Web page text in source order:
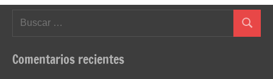
Buscar
Comentarios recientes